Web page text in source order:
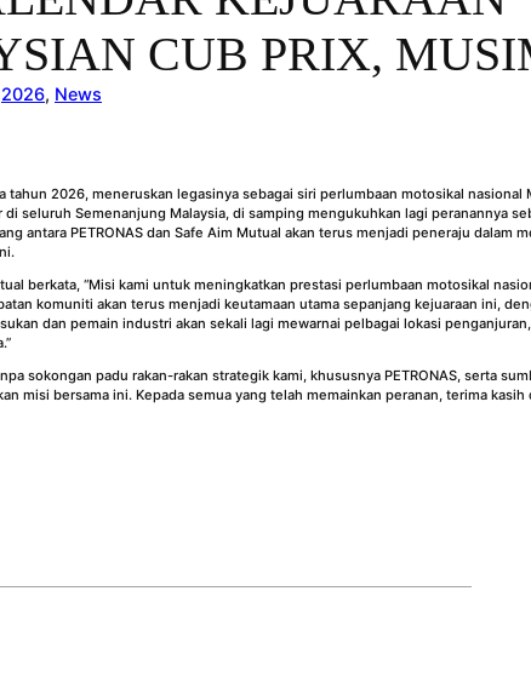
CUB PRIX,
2026, News
tahun 2026, meneruskan legasinya sebagai siri perlumbaan motosikal nasional
seluruh Semenanjung Malaysia, di samping mengukuhkan lagi peranannya
antara PETRONAS dan Safe Aim Mutual akan terus menjadi peneraju dalam
berkata, “Misi kami untuk meningkatkan prestasi perlumbaan motosikal
komuniti akan terus menjadi keutamaan utama sepanjang kejuaraan ini,
dan pemain industri akan sekali lagi mewarnai pelbagai lokasi
sokongan padu rakan-rakan strategik kami, khususnya PETRONAS, serta
misi bersama ini. Kepada semua yang telah memainkan peranan, terima kasih